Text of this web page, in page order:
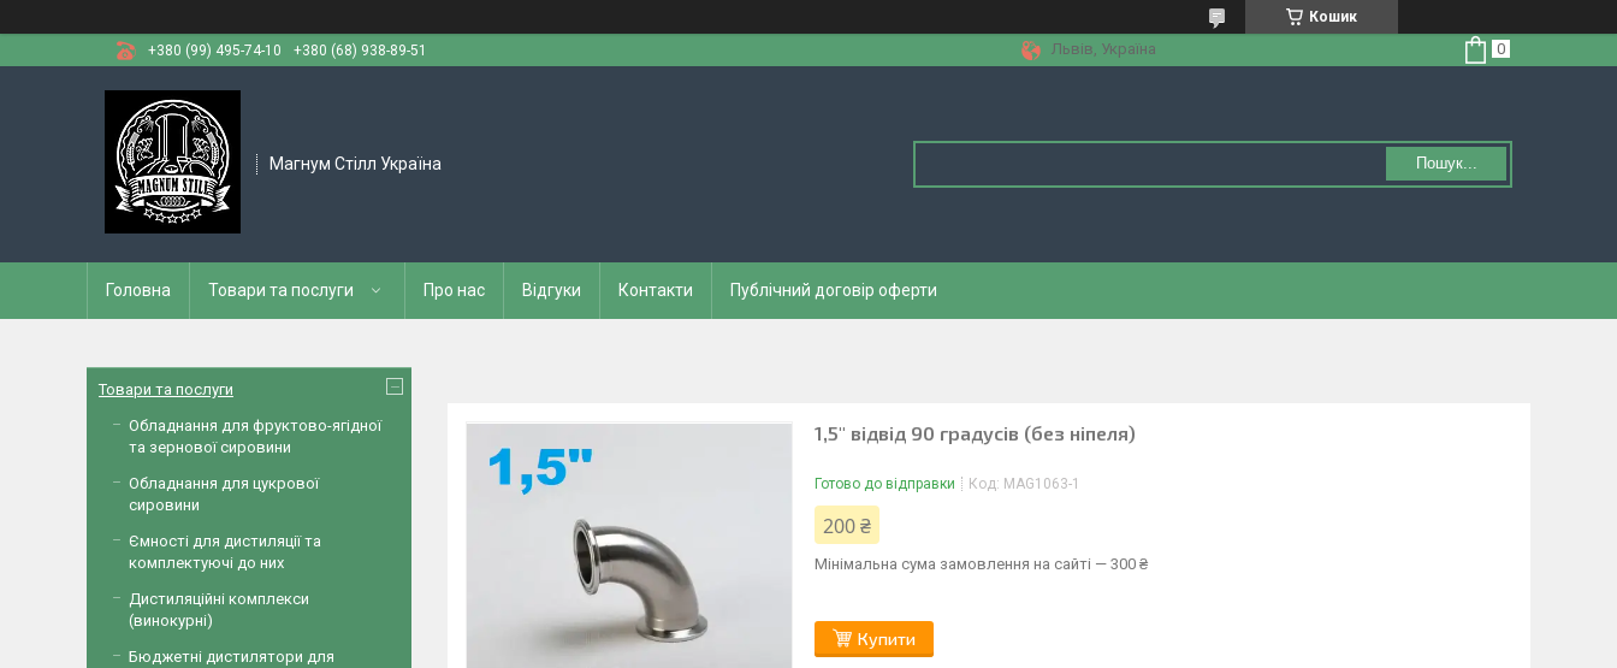
Кошик
+380 (99) 495-74-10
+380 (68) 938-89-51 Львів, Україна
Магнум Стілл Україна Пошук...
Головна Товари та послуги Про нас Відгуки Контакти Публічний договір оферти
1,5" відвід 90 градусів (без ніпеля)
Готово до відправки Код: MAG1063-1
200 ₴
Мінімальна сума замовлення на сайті — 300 ₴
Купити
Товари та послуги
Обладнання для фруктово-ягідної
та зернової сировини
Обладнання для цукрової
сировини
Ємності для дистиляції та
комплектуючі до них
Дистиляційні комплекси
(винокурні)
Бюджетні дистилятори для